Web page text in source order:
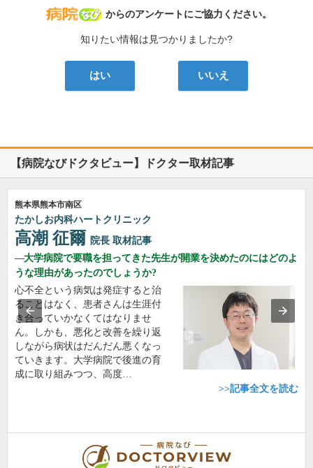
病院なび
からのアンケートにご協力ください。
知りたい情報は見つかりましたか?
はい いいえ
【病院なびドクタビュー】ドクター取材記事
熊本県熊本市南区
たかしお内科ハートクリニック
高潮 征爾 院長 取材記事
大学病院で要職を担ってきた先生が開業を決めたのにはどのよ
うな理由があったのでしょうか?
心不全という病気は発症すると治
ることはなく、患者さんは生涯付
き合っていかなくてはなりませ
ん。しかも、悪化と改善を繰り返
しながら病状はだんだん悪くなっ
ていきます。大学病院で後進の育
成に取り組みつつ、高度…
>>記事全文を読む